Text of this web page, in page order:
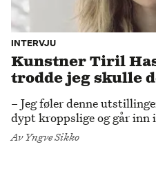
INTERVJU
Kunstner Tiril
trodde jeg skulle
– Jeg føler denne
dypt kroppslige og går inn
kombinasjon av ord kan
AvYngve Sikko